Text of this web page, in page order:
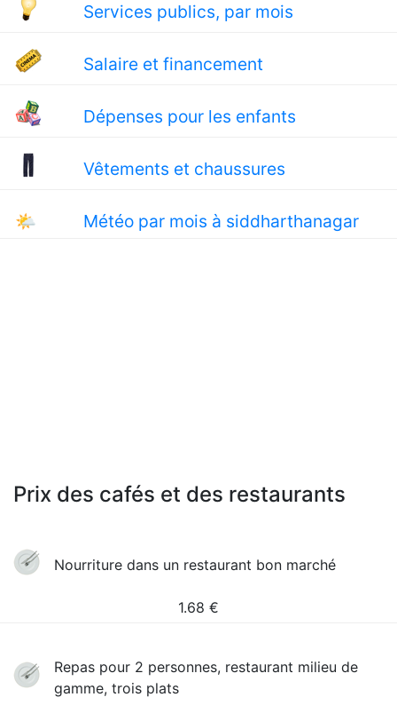
Services publics, par mois
Salaire et financement
Dépenses pour les enfants
Vêtements et chaussures
🌤 Météo par mois à siddharthanagar
Prix des cafés et des restaurants
Nourriture dans un restaurant bon marché
1.68 €
Repas pour 2 personnes, restaurant milieu de
gamme, trois plats